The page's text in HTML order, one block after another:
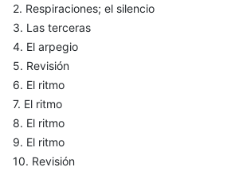
2. Respiraciones; el silencio
3. Las terceras
4. El arpegio
5. Revisión
6. El ritmo
7. El ritmo
8. El ritmo
9. El ritmo
10. Revisión